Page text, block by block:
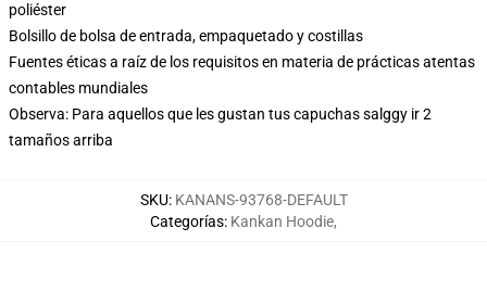
poliéster
Bolsillo de bolsa de entrada, empaquetado y costillas
Fuentes éticas a raíz de los requisitos en materia de prácticas atentas
contables mundiales
Observa: Para aquellos que les gustan tus capuchas salggy ir 2
tamaños arriba
SKU: KANANS-93768-DEFAULT
Categorías: Kankan Hoodie,